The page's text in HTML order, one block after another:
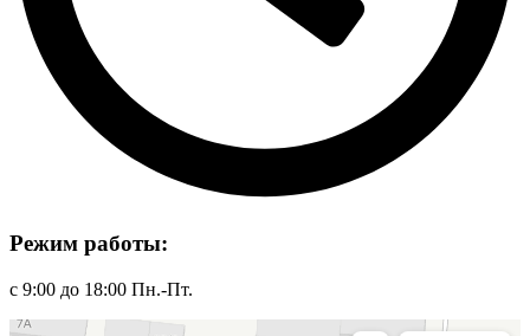
Режим работы:
с 9:00 до 18:00 Пн.-Пт.